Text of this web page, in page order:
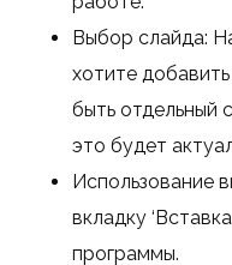
Выбор слайда:
хотите
быть отдельный
это будет
Использование
вкладку
программы.